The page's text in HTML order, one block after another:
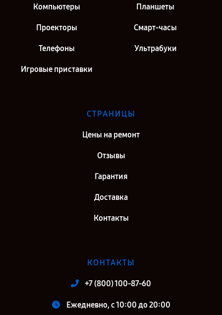
Компьютеры Планшеты
Проекторы Смарт-часы
Телефоны Ультрабуки
Игровые приставки
СТРАНИЦЫ
Цены на ремонт
Отзывы
Гарантия
Доставка
Контакты
КОНТАКТЫ
+7 (800) 100-87-60
Ежедневно, с 10:00 до 20:00